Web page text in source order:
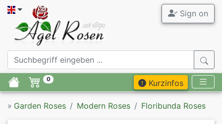
Sign on
0 Kurzinfos
» Garden Roses Modern Roses Floribunda Roses